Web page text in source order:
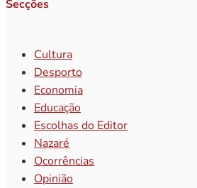
Secções
Cultura
Desporto
Economia
Educação
Escolhas do Editor
Nazaré
Ocorrências
Opinião